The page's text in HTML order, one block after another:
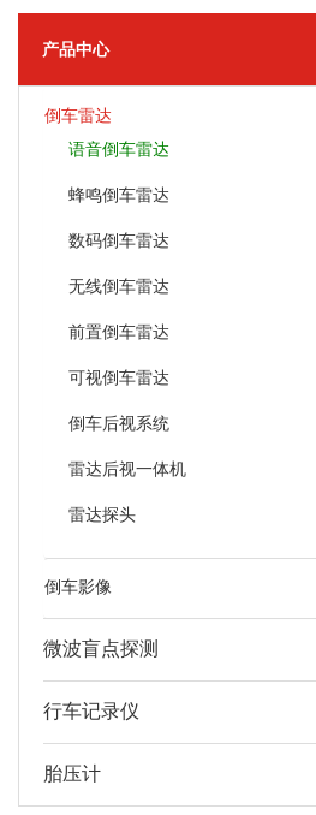
产品中心
倒车雷达
语音倒车雷达
蜂鸣倒车雷达
数码倒车雷达
无线倒车雷达
前置倒车雷达
可视倒车雷达
倒车后视系统
雷达后视一体机
雷达探头
倒车影像
微波盲点探测
行车记录仪
胎压计